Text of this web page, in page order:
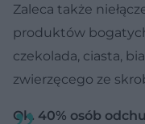
Zaleca także
produktów
czekolada, ciasta,
zwierzęcego ze
Ok. 40% osób